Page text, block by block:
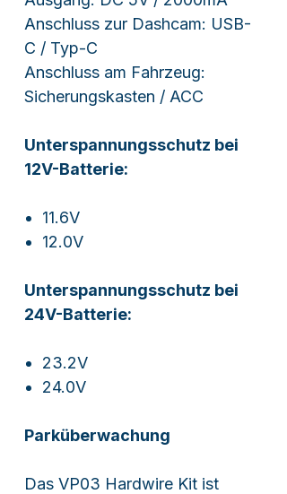
Anschluss zur Dashcam: USB-
C / Typ-C
Anschluss am Fahrzeug:
Sicherungskasten / ACC
Unterspannungsschutz bei
12V-Batterie:
11.6V
12.0V
Unterspannungsschutz bei
24V-Batterie:
23.2V
24.0V
Parküberwachung
Das VP03 Hardwire Kit ist